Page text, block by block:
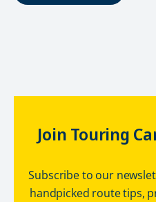
Join Touring
Subscribe to our
handpicked route tips,